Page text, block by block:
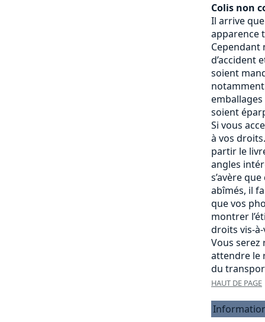
Colis non
Il arrive
apparence
Cependant
d’accident
soient
emballages
soient
Si vous
à vos
partir le
angles
s’avère
abîmés, il
que vos
montrer
droits vis-
Vous serez
attendre le
du
HAUT DE PAGE